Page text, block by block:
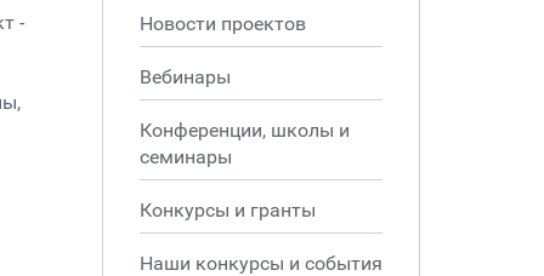
- Новости проектов
Вебинары
Конференции, школы и
семинары
Конкурсы и гранты
Наши конкурсы и события